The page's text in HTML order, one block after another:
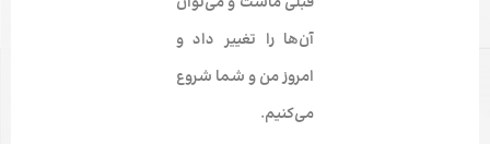
آن­‌ها را تغییر داد و
امروز من و شما شروع
می‌کنیم.